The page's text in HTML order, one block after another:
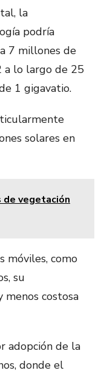
la
podría
7 millones de
a lo largo de 25
1 gigavatio.
solares en
de vegetación
móviles, como
su
menos costosa
adopción de la
donde el